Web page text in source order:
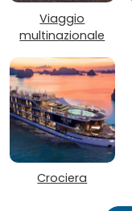
Viaggio
multinazionale
Crociera